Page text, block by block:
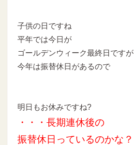
子供の日ですね
平年では今日が
ゴールデンウィーク最終日ですが
今年は振替休日があるので
明日もお休みですね?
・・・長期連休後の
振替休日っているのかな？